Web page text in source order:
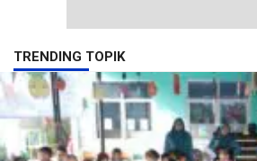
TRENDING TOPIK